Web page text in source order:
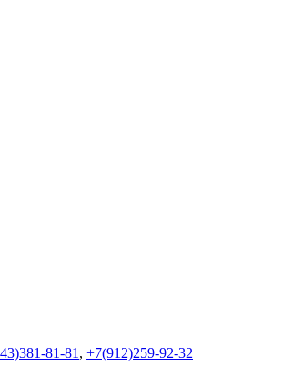
81-81, +7(912)259-92-32